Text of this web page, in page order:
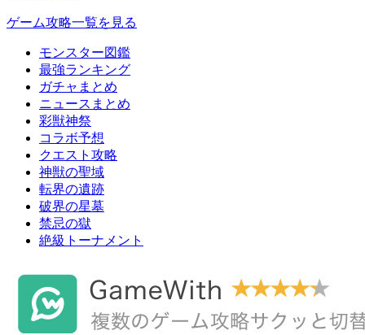
ゲーム攻略一覧を見る
モンスター図鑑
最強ランキング
ガチャまとめ
ニュースまとめ
彩獣神祭
コラボ予想
クエスト攻略
神獣の聖域
転界の遺跡
破界の星墓
禁忌の獄
絶級トーナメント